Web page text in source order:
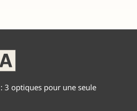
3 optiques pour une seule